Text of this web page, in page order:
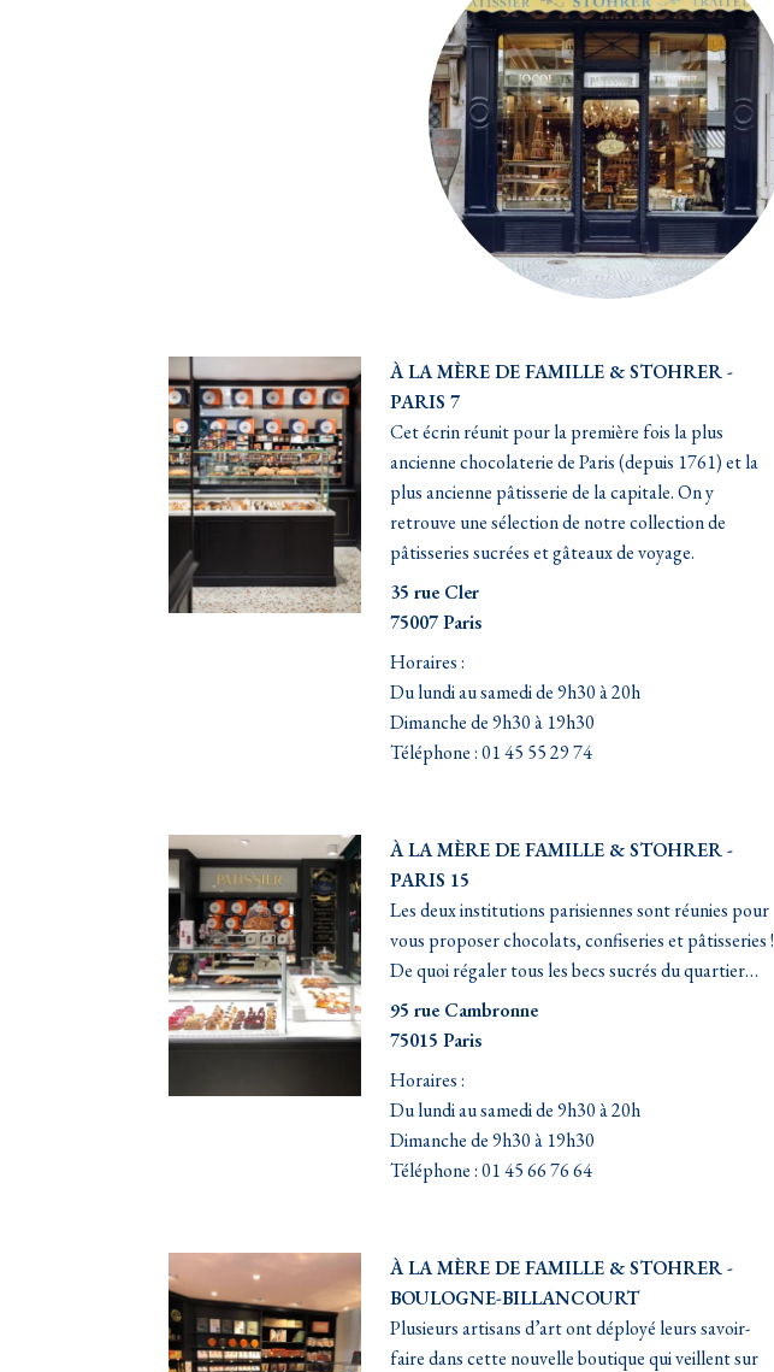
À LA MÈRE DE FAMILLE & STOHRER -
PARIS 7
Cet écrin réunit pour la première fois la plus
ancienne chocolaterie de Paris (depuis 1761) et la
plus ancienne pâtisserie de la capitale. On y
retrouve une sélection de notre collection de
pâtisseries sucrées et gâteaux de voyage.
35 rue Cler
75007 Paris
Horaires :
Du lundi au samedi de 9h30 à 20h
Dimanche de 9h30 à 19h30
Téléphone : 01 45 55 29 74
À LA MÈRE DE FAMILLE & STOHRER -
PARIS 15
Les deux institutions parisiennes sont réunies pour
vous proposer chocolats, confiseries et pâtisseries !
De quoi régaler tous les becs sucrés du quartier…
95 rue Cambronne
75015 Paris
Horaires :
Du lundi au samedi de 9h30 à 20h
Dimanche de 9h30 à 19h30
Téléphone : 01 45 66 76 64
À LA MÈRE DE FAMILLE & STOHRER -
BOULOGNE-BILLANCOURT
Plusieurs artisans d’art ont déployé leurs savoir-
faire dans cette nouvelle boutique qui veillent sur